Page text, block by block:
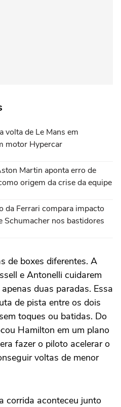
volta de Le Mans em
motor Hypercar
Martin aponta erro de
origem da crise da equipe
da Ferrari compara impacto
Schumacher nos bastidores
de boxes diferentes. A
e Antonelli cuidarem
duas paradas. Essa
de pista entre os dois
toques ou batidas. Do
Hamilton em um plano
fazer o piloto acelerar o
voltas de menor
corrida aconteceu junto